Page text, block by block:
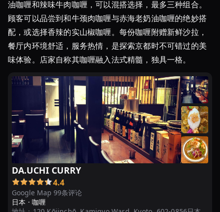
油咖喱和辣味牛肉咖喱，可以混搭选择，最多三种组合。
顾客可以品尝到和牛颈肉咖喱与赤海老奶油咖喱的绝妙搭
配，或选择香辣的实山椒咖喱。每份咖喱附赠新鲜沙拉，
餐厅内环境舒适，服务热情，是探索京都时不可错过的美
味体验。店家自称其咖喱融入法式精髓，独具一格。
DA.UCHI CURRY
Google Map 99条评论
4.4
日本 · 咖喱